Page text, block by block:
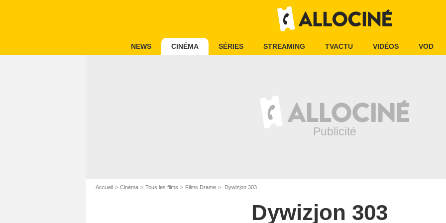
NEWS CINÉMA SÉRIES STREAMING TVACTU VIDÉOS VOD
Accueil Cinéma Tous les films Films Drame Dywizjon 303
Dywizjon 303